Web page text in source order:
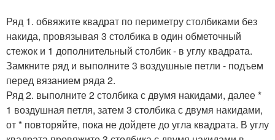
Ряд 1. обвяжите квадрат по периметру столбиками без
накида, провязывая 3 столбика в один обметочный
стежок и 1 дополнительный столбик - в углу квадрата.
Замкните ряд и выполните 3 воздушные петли - подъем
перед вязанием ряда 2.
Ряд 2. выполните 2 столбика с двумя накидами, далее *
1 воздушная петля, затем 3 столбика с двумя накидами,
от * повторяйте, пока не дойдете до угла квадрата. В углу